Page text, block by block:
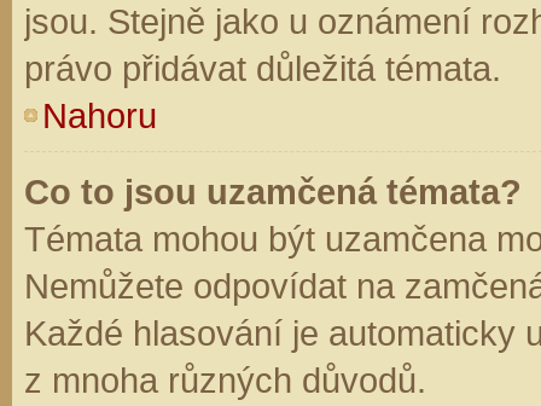
jsou. Stejně jako u oznámení
právo přidávat důležitá témata.
Nahoru
Co to jsou uzamčená témata?
Témata mohou být uzamčena
Nemůžete odpovídat na
Každé hlasování je automaticky
z mnoha různých důvodů.